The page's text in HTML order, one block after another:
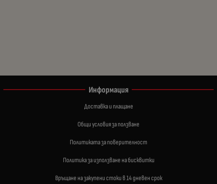
Информация
Доставка и плащане
Общи условия за ползване
Политиката за поверителност
Политика за използване на бисквитки
Връщане на закупени стоки в 14 дневен срок